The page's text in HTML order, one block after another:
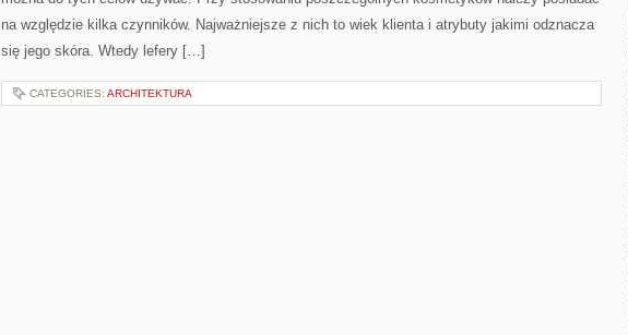
na względzie kilka czynników. Najważniejsze z nich to wiek klienta i atrybuty jakimi odznacza
się jego skóra. Wtedy lefery […]
CATEGORIES: ARCHITEKTURA